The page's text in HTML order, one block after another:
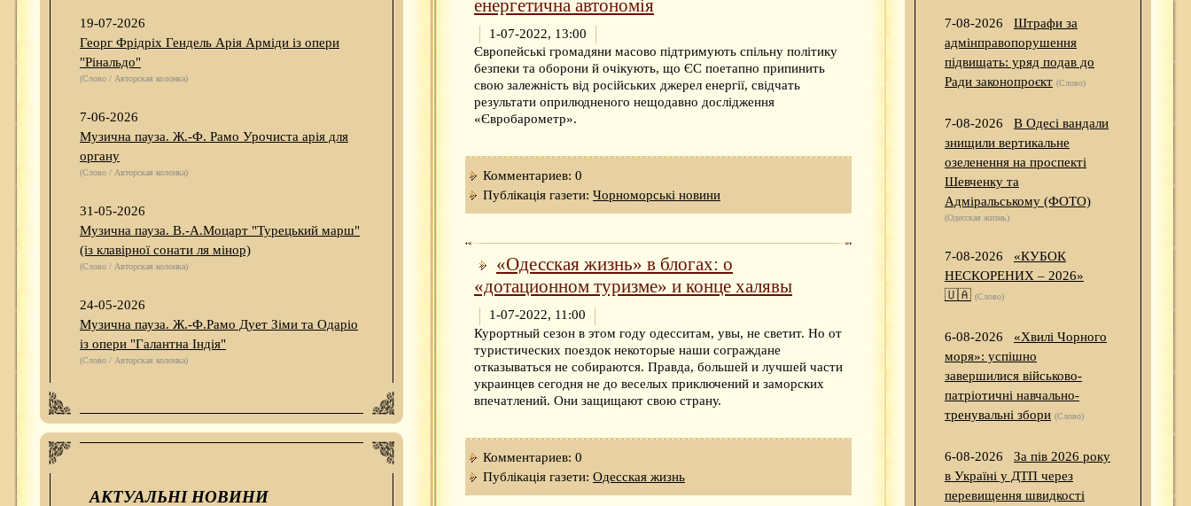
19-07-2026
Георг Фрідріх Гендель Арія Арміди із опери
"Рінальдо"
(Слово / Авторская колонка)
7-06-2026
Музична пауза. Ж.-Ф. Рамо Урочиста арія для
органу
(Слово / Авторская колонка)
31-05-2026
Музична пауза. В.-А.Моцарт "Турецький марш"
(із клавірної сонати ля мінор)
(Слово / Авторская колонка)
24-05-2026
Музична пауза. Ж.-Ф.Рамо Дует Зіми та Одаріо
із опери "Галантна Індія"
(Слово / Авторская колонка)
АКТУАЛЬНІ НОВИНИ
енергетична автономія
1-07-2022, 13:00
Європейські громадяни масово підтримують спільну політику
безпеки та оборони й очікують, що ЄС поетапно припинить
свою залежність від російських джерел енергії, свідчать
результати оприлюдненого нещодавно дослідження
«Євробарометр».
Комментариев: 0
Публікація газети: Чорноморські новини
«Одесская жизнь» в блогах: о
«дотационном туризме» и конце халявы
1-07-2022, 11:00
Курортный сезон в этом году одесситам, увы, не светит. Но от
туристических поездок некоторые наши сограждане
отказываться не собираются. Правда, большей и лучшей части
украинцев сегодня не до веселых приключений и заморских
впечатлений. Они защищают свою страну.
Комментариев: 0
Публікація газети: Одесская жизнь
7-08-2026
Штрафи за
адмінправопорушення
підвищать: уряд подав до
Ради законопроєкт (Слово)
7-08-2026
В Одесі вандали
знищили вертикальне
озеленення на проспекті
Шевченку та
Адміральському (ФОТО)
(Одесская жизнь)
7-08-2026
«КУБОК
НЕСКОРЕНИХ – 2026»
🇺🇦 (Слово)
6-08-2026
«Хвилі Чорного
моря»: успішно
завершилися військово-
патріотичні навчально-
тренувальні збори (Слово)
6-08-2026
За пів 2026 року
в Україні у ДТП через
перевищення швидкості